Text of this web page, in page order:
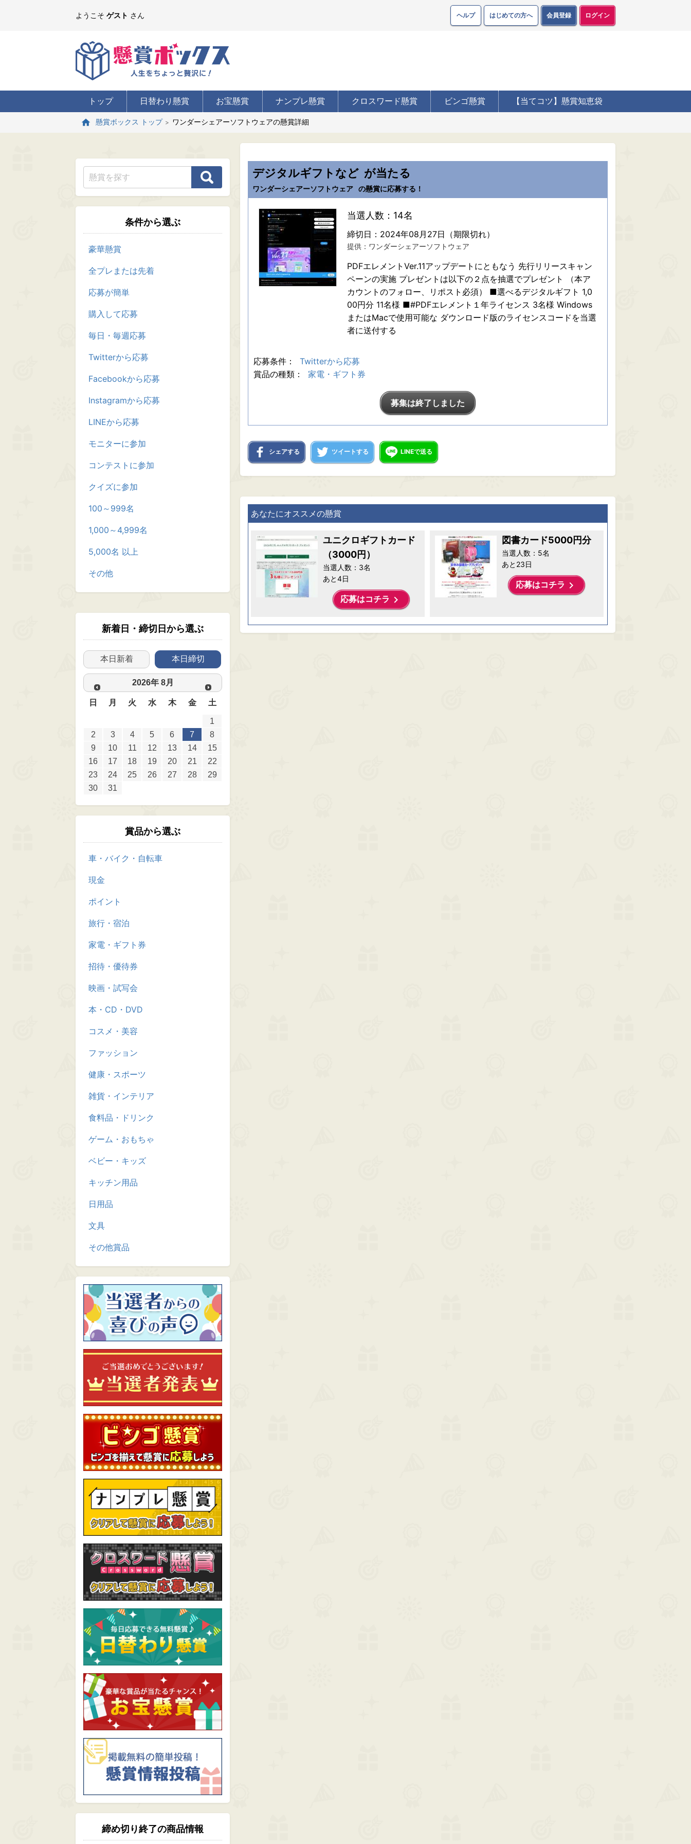
ようこそ ゲスト さん ヘルプ はじめての方へ 会員登録 ログイン
トップ 日替わり懸賞 お宝懸賞 ナンプレ懸賞 クロスワード懸賞 ビンゴ懸賞 【当てコツ】懸賞知恵袋
懸賞ボックス トップ ワンダーシェアーソフトウェアの懸賞詳細
条件から選ぶ
豪華懸賞
全プレまたは先着
応募が簡単
購入して応募
毎日・毎週応募
Twitterから応募
Facebookから応募
Instagramから応募
LINEから応募
モニターに参加
コンテストに参加
クイズに参加
100～999名
1,000～4,999名
5,000名 以上
その他
新着日・締切日から選ぶ
本日新着 本日締切
2026年 8月
日 月 火 水 木 金 土
1
2
3 4 5 6 7
8
9
10 11 12 13 14
15
16
17 18 19 20 21
22
23
24 25 26 27 28
29
30
31
賞品から選ぶ
車・バイク・自転車
現金
ポイント
旅行・宿泊
家電・ギフト券
招待・優待券
映画・試写会
本・CD・DVD
コスメ・美容
ファッション
健康・スポーツ
雑貨・インテリア
食料品・ドリンク
ゲーム・おもちゃ
ベビー・キッズ
キッチン用品
日用品
文具
その他賞品
締め切り終了の商品情報
デジタルギフトなど が当たる
ワンダーシェアーソフトウェア の懸賞に応募する！
当選人数：14名
締切日：2024年08月27日（期限切れ）
提供：ワンダーシェアーソフトウェア
PDFエレメントVer.11アップデートにともなう 先行リリースキャン
ペーンの実施 プレゼントは以下の２点を抽選でプレゼント （本ア
カウントのフォロー、リポスト必須） ■選べるデジタルギフト 1,0
00円分 11名様 ■#PDFエレメント１年ライセンス 3名様 Windows
またはMacで使用可能な ダウンロード版のライセンスコードを当選
者に送付する
応募条件：
Twitterから応募
賞品の種類：
家電・ギフト券
募集は終了しました
シェアする ツイートする LINEで送る
あなたにオススメの懸賞
ユニクロギフトカード
（3000円）
当選人数：3名
あと4日
応募はコチラ keyboard_arrow_right
図書カード5000円分
当選人数：5名
あと23日
応募はコチラ keyboard_arrow_right